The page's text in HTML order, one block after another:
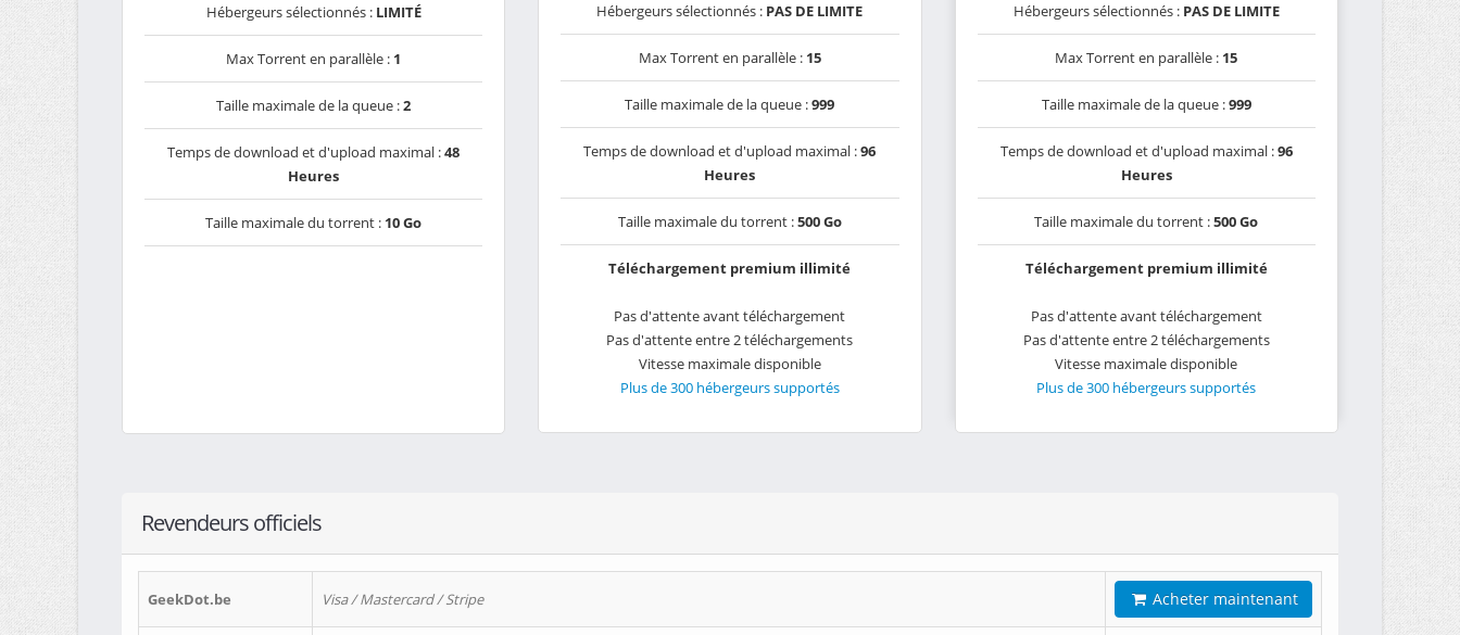
Hébergeurs sélectionnés : LIMITÉ
Max Torrent en parallèle : 1
Taille maximale de la queue :2
Temps de download et d'upload maximal :48
Heures
Taille maximale du torrent : 10 Go
Hébergeurs sélectionnés : PAS DE LIMITE
Max Torrent en parallèle : 15
Taille maximale de la queue :999
Temps de download et d'upload maximal :96
Heures
Taille maximale du torrent :500 Go
Téléchargement premium illimité
Pas d'attente avant téléchargement
Pas d'attente entre 2 téléchargements
Vitesse maximale disponible
Plus de 300 hébergeurs supportés
Hébergeurs sélectionnés : PAS DE LIMITE
Max Torrent en parallèle : 15
Taille maximale de la queue :999
Temps de download et d'upload maximal :96
Heures
Taille maximale du torrent :500 Go
Téléchargement premium illimité
Pas d'attente avant téléchargement
Pas d'attente entre 2 téléchargements
Vitesse maximale disponible
Plus de 300 hébergeurs supportés
Revendeurs officiels
GeekDot.be Visa / Mastercard / Stripe Acheter maintenant